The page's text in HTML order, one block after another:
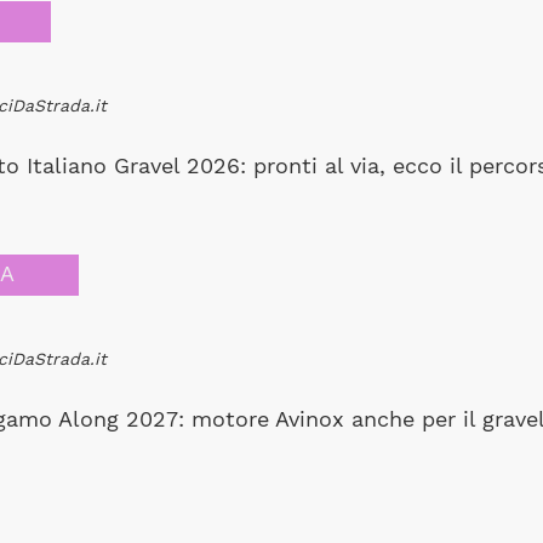
Italiano Gravel 2026: pronti al via, ecco il
Along 2027: motore Avinox anche per il